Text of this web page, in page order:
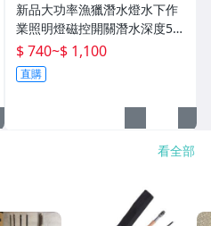
新品大功率漁獵潛水燈水下作
業照明燈磁控開關潛水深度50
米高流明
$ 740~$ 1,100
直購
看全部